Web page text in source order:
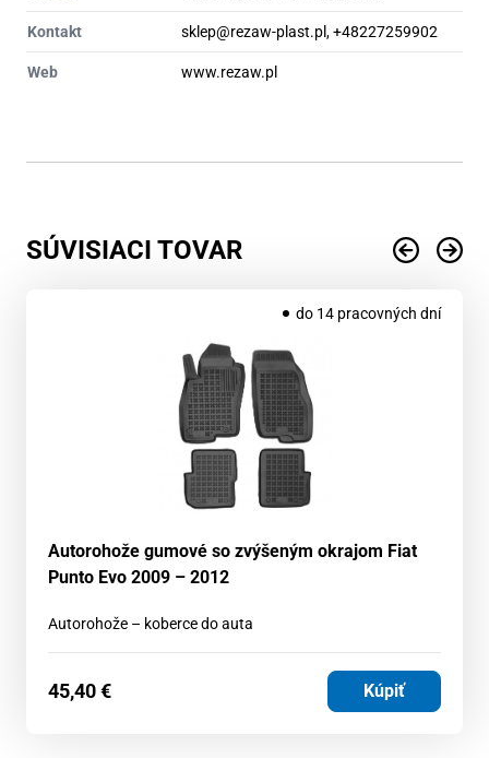
Kontakt sklep@rezaw-plast.pl, +48227259902
Web www.rezaw.pl
SÚVISIACI TOVAR
do 14 pracovných dní
Autorohože gumové so zvýšeným okrajom Fiat
Punto Evo 2009 – 2012
Autorohože – koberce do auta
45,40€ Kúpiť